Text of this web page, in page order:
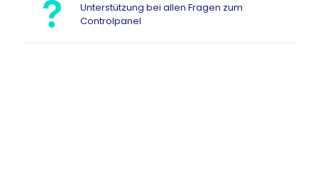
Unterstützung bei allen Fragen zum
Controlpanel